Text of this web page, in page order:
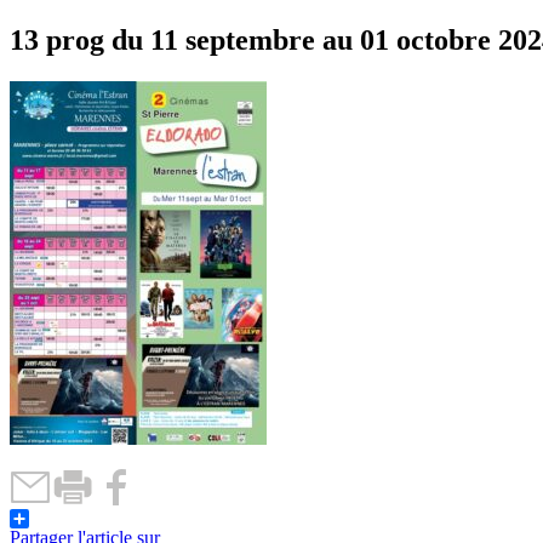
13 prog du 11 septembre au 01 octobre
Partager l'article sur